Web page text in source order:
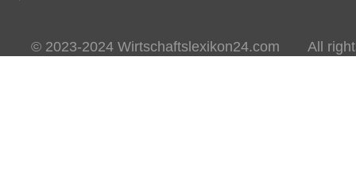
© 2023-2024 Wirtschaftslexikon24.com All